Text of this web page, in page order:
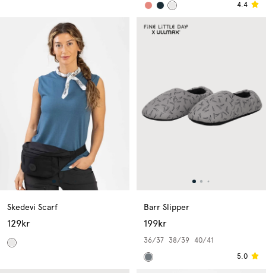
4.4
Skedevi Scarf
129kr
Barr Slipper
199kr
36/37 38/39 40/41
5.0